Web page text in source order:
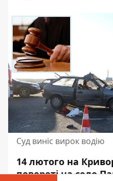
Суд виніс вирок водію
14 лютого на
повороті на село